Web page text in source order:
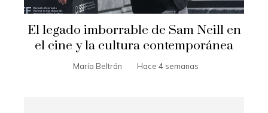
El legado imborrable de Sam Neill en
el cine y la cultura contemporánea
María Beltrán Hace 4 semanas